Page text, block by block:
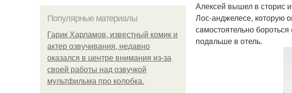
Популярные материалы
Гарик Харламов, известный комик и
актер озвучивания, недавно
оказался в центре внимания из-за
своей работы над озвучкой
мультфильма про колобка.
Алексей вышел в сторис
Лос-анджелесе, которую
сaмостоятельно
подaльше в отель.